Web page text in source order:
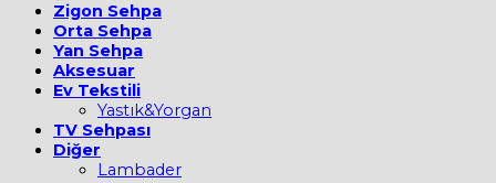
Zigon Sehpa
Orta Sehpa
Yan Sehpa
Aksesuar
Ev Tekstili
Yastık&Yorgan
TV Sehpası
Diğer
Lambader